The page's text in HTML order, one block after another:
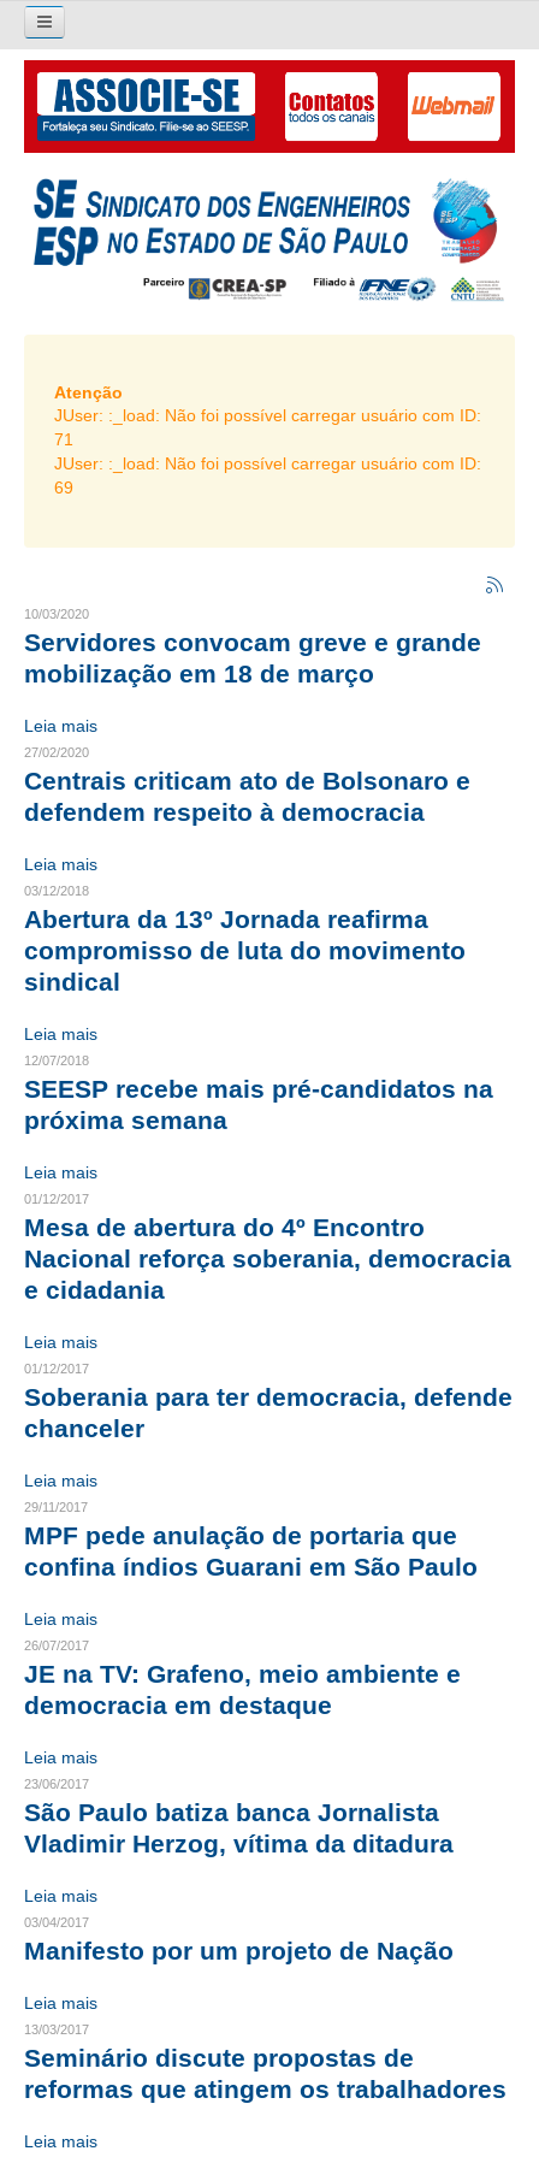
Pesquisar...
O SINDICATO
APRESENTAÇÃO
PALAVRA DO PRESIDENTE
DIRETORIA
LIVRO GESTÃO 2026-2029
SUBSEDES SINDICAIS
GALERIA EX-PRESIDENTES
CONSELHO TECNOLÓGICO
HISTÓRICO E ATUAÇÃO
COMPOSIÇÃO
CONSELHOS ASSESSORES
PERSONALIDADES DA TECNOLOGIA
TRANSPARÊNCIA
JURÍDICO
CONTRIBUIÇÕES
CONTRIBUIÇÃO ASSISTENCIAL
CONTRIBUIÇÃO ASSOCIATIVA OU ANUIDADE DE SÓCIO
CONTRIBUIÇÃO SINDICAL URBANA
FGTS EXPURGOS
FGTS CORREÇÃO
LEI 4.950-A/1966 – PISO SALARIAL
LEI 5.194/1966 – REGULAMENTAÇÃO DA PROFISSÃO
LEI 6.496/1977 – ART
RES 1.002/2002 – CÓDIGO DE ÉTICA
HOMOLOGAÇÕES
PISO SALARIAL
FIQUE POR DENTRO
EMPREGO E ESTÁGIO
CARREIRA
AUTÔNOMOS E SERVIÇOS
Atenção
JUser: :_load: Não foi possível carregar usuário com ID:
71
JUser: :_load: Não foi possível carregar usuário com ID:
69
10/03/2020
Servidores convocam greve e grande
mobilização em 18 de março
Leia mais
27/02/2020
Centrais criticam ato de Bolsonaro e
defendem respeito à democracia
Leia mais
03/12/2018
Abertura da 13º Jornada reafirma
compromisso de luta do movimento
sindical
Leia mais
12/07/2018
SEESP recebe mais pré-candidatos na
próxima semana
Leia mais
01/12/2017
Mesa de abertura do 4º Encontro
Nacional reforça soberania, democracia
e cidadania
Leia mais
01/12/2017
Soberania para ter democracia, defende
chanceler
Leia mais
29/11/2017
MPF pede anulação de portaria que
confina índios Guarani em São Paulo
Leia mais
26/07/2017
JE na TV: Grafeno, meio ambiente e
democracia em destaque
Leia mais
23/06/2017
São Paulo batiza banca Jornalista
Vladimir Herzog, vítima da ditadura
Leia mais
03/04/2017
Manifesto por um projeto de Nação
Leia mais
13/03/2017
Seminário discute propostas de
reformas que atingem os trabalhadores
Leia mais